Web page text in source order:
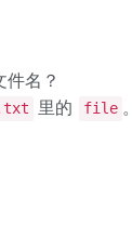
件名？
里的 file 。